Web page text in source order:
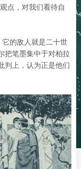
点，对我们看待自
它的敌人就是二十世
把笔墨集中于对柏拉
判上，认为正是他们